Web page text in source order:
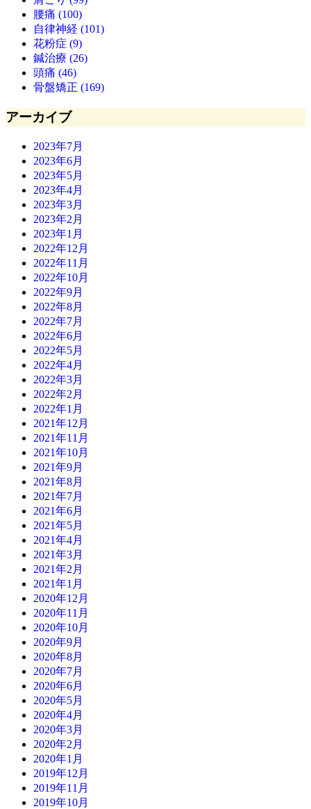
腰痛 (100)
自律神経 (101)
花粉症 (9)
鍼治療 (26)
頭痛 (46)
骨盤矯正 (169)
アーカイブ
2023年7月
2023年6月
2023年5月
2023年4月
2023年3月
2023年2月
2023年1月
2022年12月
2022年11月
2022年10月
2022年9月
2022年8月
2022年7月
2022年6月
2022年5月
2022年4月
2022年3月
2022年2月
2022年1月
2021年12月
2021年11月
2021年10月
2021年9月
2021年8月
2021年7月
2021年6月
2021年5月
2021年4月
2021年3月
2021年2月
2021年1月
2020年12月
2020年11月
2020年10月
2020年9月
2020年8月
2020年7月
2020年6月
2020年5月
2020年4月
2020年3月
2020年2月
2020年1月
2019年12月
2019年11月
2019年10月